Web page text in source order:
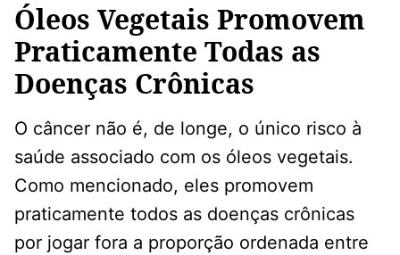
Óleos Vegetais Promovem
Praticamente Todas as
Doenças Crônicas
O câncer não é, de longe, o único risco à
saúde associado com os óleos vegetais.
Como mencionado, eles promovem
praticamente todos as doenças crônicas
por jogar fora a proporção ordenada entre